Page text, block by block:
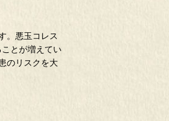
。悪玉コレス
とが増えてい
のリスクを大